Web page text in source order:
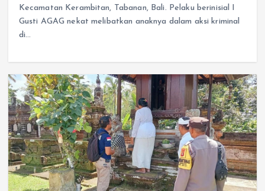
Kecamatan Kerambitan, Tabanan, Bali. Pelaku berinisial I
Gusti AGAG nekat melibatkan anaknya dalam aksi kriminal
di…